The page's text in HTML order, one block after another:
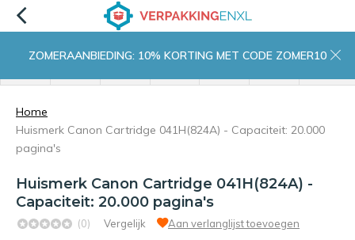
ZOMERAANBIEDING: 10% KORTING MET CODE ZOMER10
Home
Huismerk Canon Cartridge 041H(824A) - Capaciteit: 20.000
pagina's
Huismerk Canon Cartridge 041H(824A) -
Capaciteit: 20.000 pagina's
(0) Vergelijk Aan verlanglijst toevoegen